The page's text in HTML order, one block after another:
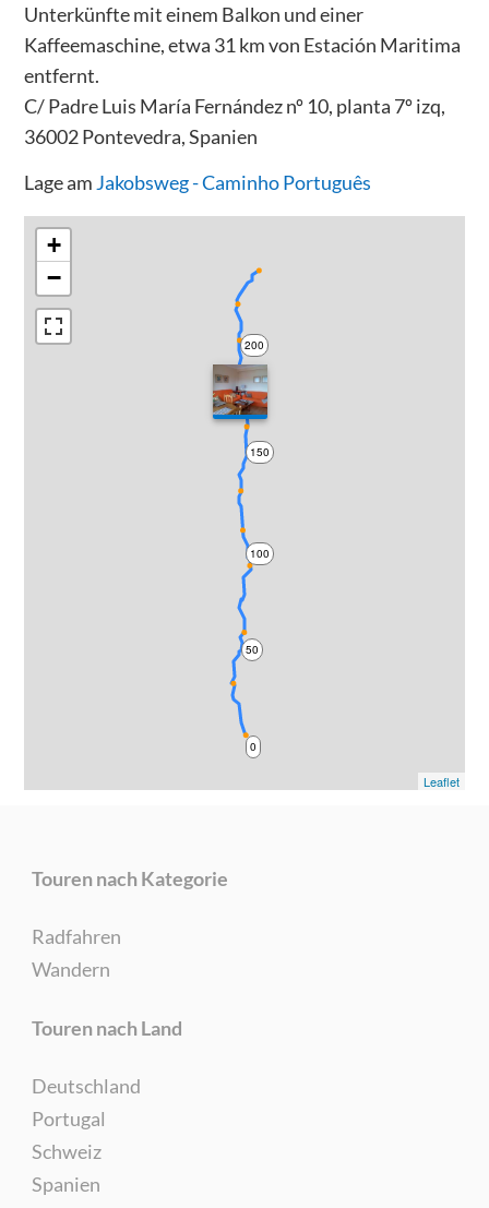
Unterkünfte mit einem Balkon und einer
Kaffeemaschine, etwa 31 km von Estación Maritima
entfernt.
C/ Padre Luis María Fernández nº 10, planta 7º izq,
36002 Pontevedra, Spanien
Lage am Jakobsweg - Caminho Português
0
50
100
150
200
+
−
Leaflet
Touren nach Kategorie
Radfahren
Wandern
Touren nach Land
Deutschland
Portugal
Schweiz
Spanien